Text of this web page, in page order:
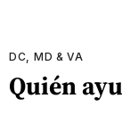
DC, MD & VA
Quién